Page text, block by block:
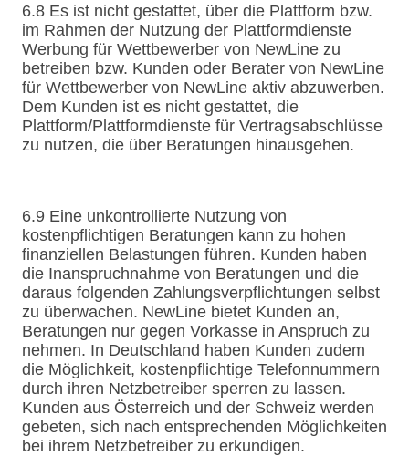
6.8 Es ist nicht gestattet, über die Plattform bzw.
im Rahmen der Nutzung der Plattformdienste
Werbung für Wettbewerber von NewLine zu
betreiben bzw. Kunden oder Berater von NewLine
für Wettbewerber von NewLine aktiv abzuwerben.
Dem Kunden ist es nicht gestattet, die
Plattform/Plattformdienste für Vertragsabschlüsse
zu nutzen, die über Beratungen hinausgehen.
6.9 Eine unkontrollierte Nutzung von
kostenpflichtigen Beratungen kann zu hohen
finanziellen Belastungen führen. Kunden haben
die Inanspruchnahme von Beratungen und die
daraus folgenden Zahlungsverpflichtungen selbst
zu überwachen. NewLine bietet Kunden an,
Beratungen nur gegen Vorkasse in Anspruch zu
nehmen. In Deutschland haben Kunden zudem
die Möglichkeit, kostenpflichtige Telefonnummern
durch ihren Netzbetreiber sperren zu lassen.
Kunden aus Österreich und der Schweiz werden
gebeten, sich nach entsprechenden Möglichkeiten
bei ihrem Netzbetreiber zu erkundigen.